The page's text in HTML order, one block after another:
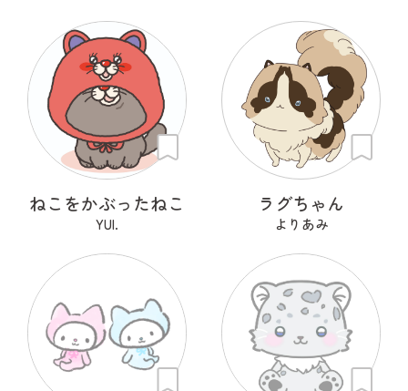
ねこをかぶったねこ
YUI.
ラグちゃん
よりあみ